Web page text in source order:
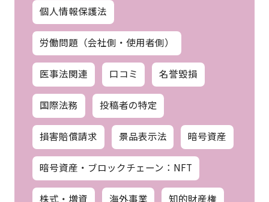
個人情報保護法
労働問題（会社側・使用者側）
医事法関連 口コミ 名誉毀損
国際法務 投稿者の特定
損害賠償請求 景品表示法 暗号資産
暗号資産・ブロックチェーン：NFT
株式・増資 海外事業 知的財産権